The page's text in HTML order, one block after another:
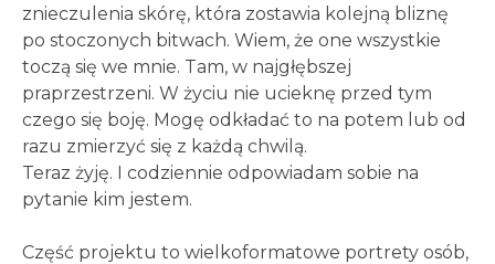
znieczulenia skórę, która zostawia kolejną bliznę
po stoczonych bitwach. Wiem, że one wszystkie
toczą się we mnie. Tam, w najgłębszej
praprzestrzeni. W życiu nie ucieknę przed tym
czego się boję. Mogę odkładać to na potem lub od
razu zmierzyć się z każdą chwilą.
Teraz żyję. I codziennie odpowiadam sobie na
pytanie kim jestem.
Część projektu to wielkoformatowe portrety osób,